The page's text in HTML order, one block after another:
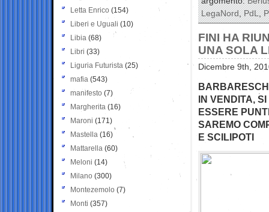
LegaNord,PdL,
FINI HA
UNA SOLA
Dicembre 9th,
IN VENDITA,
ESSERE
SAREMO
E SCILIPOTI
Letta Enrico (154)
Liberi e Uguali (10)
Libia (68)
Libri (33)
Liguria Futurista (25)
mafia (543)
manifesto (7)
Margherita (16)
Maroni (171)
Mastella (16)
Mattarella (60)
Meloni (14)
Milano (300)
Montezemolo (7)
Monti (357)